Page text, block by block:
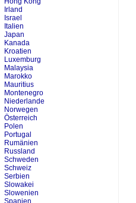
Irland
Israel
Italien
Japan
Kanada
Kroatien
Luxemburg
Malaysia
Marokko
Mauritius
Montenegro
Niederlande
Norwegen
Österreich
Polen
Portugal
Rumänien
Russland
Schweden
Schweiz
Serbien
Slowakei
Slowenien
Spanien